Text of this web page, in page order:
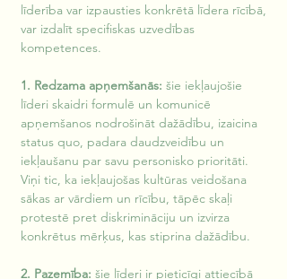
līderība var izpausties konkrētā līdera rīcībā,
var izdalīt specifiskas uzvedības
kompetences.
1. Redzama apņemšanās: šie iekļaujošie
līderi skaidri formulē un komunicē
apņemšanos nodrošināt dažādību, izaicina
status quo, padara daudzveidību un
iekļaušanu par savu personisko prioritāti.
Viņi tic, ka iekļaujošas kultūras veidošana
sākas ar vārdiem un rīcību, tāpēc skaļi
protestē pret diskrimināciju un izvirza
konkrētus mērķus, kas stiprina dažādību.
2. Pazemība: šie līderi ir pieticīgi attiecībā